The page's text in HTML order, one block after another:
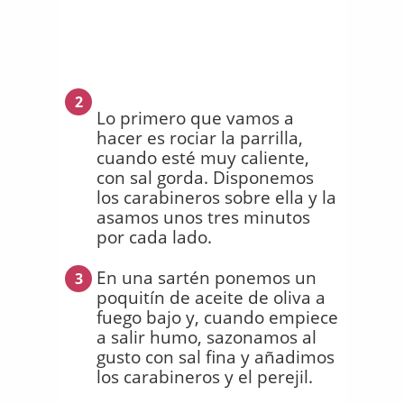
2
Lo primero que vamos a
hacer es rociar la parrilla,
cuando esté muy caliente,
con sal gorda. Disponemos
los carabineros sobre ella y la
asamos unos tres minutos
por cada lado.
3
En una sartén ponemos un
poquitín de aceite de oliva a
fuego bajo y, cuando empiece
a salir humo, sazonamos al
gusto con sal fina y añadimos
los carabineros y el perejil.